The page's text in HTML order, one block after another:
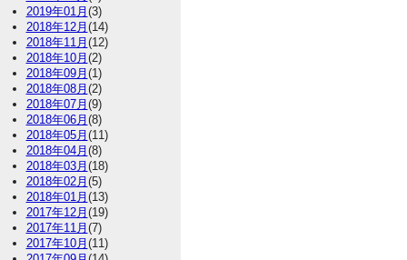
2019年01月 (3)
2018年12月 (14)
2018年11月 (12)
2018年10月 (2)
2018年09月 (1)
2018年08月 (2)
2018年07月 (9)
2018年06月 (8)
2018年05月 (11)
2018年04月 (8)
2018年03月 (18)
2018年02月 (5)
2018年01月 (13)
2017年12月 (19)
2017年11月 (7)
2017年10月 (11)